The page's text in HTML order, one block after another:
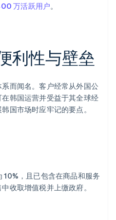
万活跃用户。
利性与壁垒
而闻名。客户经常从外国公
韩国运营并受益于其全球经
国市场时应牢记的要点。
10%，且已包含在商品和服务
收取增值税并上缴政府。